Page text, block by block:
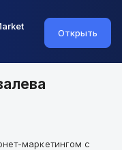
Открыть
маркетингом с